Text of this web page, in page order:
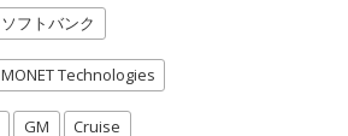
ソフトバンク
MONET Technologies
GM Cruise